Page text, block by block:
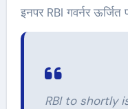
इनपर RBI गवर्नर ऊर्जित
RBI to shortly